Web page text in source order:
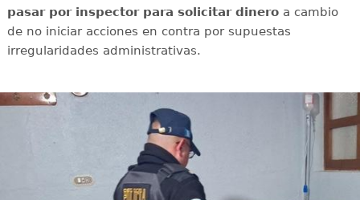
pasar por inspector para solicitar dineroa cambio
de no iniciar acciones en contra por supuestas
irregularidades administrativas.